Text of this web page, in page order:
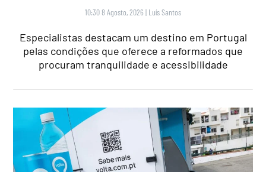
10:30 8 Agosto, 2026 | Luís Santos
Especialistas destacam um destino em Portugal
pelas condições que oferece a reformados que
procuram tranquilidade e acessibilidade